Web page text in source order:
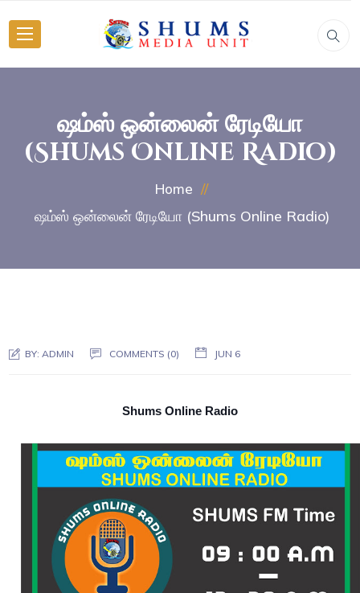
ஷம்ஸ் ஒன்லைன் ரேடியோ
(Shums Online Radio)
Home
ஷம்ஸ் ஒன்லைன் ரேடியோ (Shums Online Radio)
BY:ADMIN COMMENTS (0) JUN 6
Shums Online Radio